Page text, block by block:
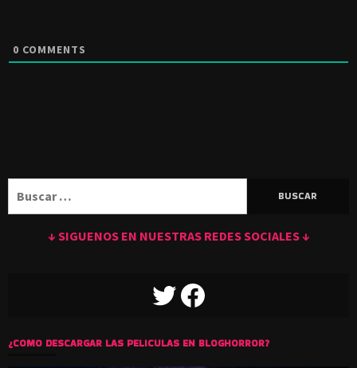
0 COMMENTS
↓ SIGUENOS EN NUESTRAS REDES SOCIALES ↓
TWITTERFACEBOOK
¿COMO DESCARGAR LAS PELICULAS EN BLOGHORROR?